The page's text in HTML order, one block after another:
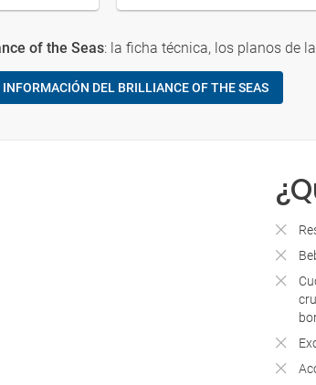
of the Seas: la ficha técnica, los planos de
INFORMACIÓN DEL BRILLIANCE OF THE SEAS